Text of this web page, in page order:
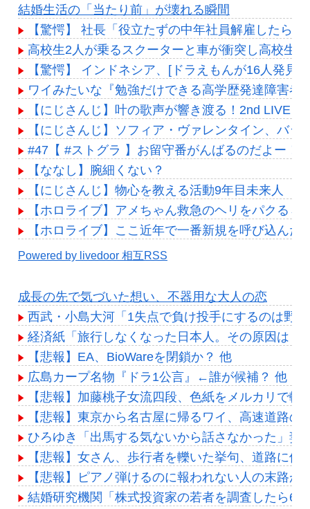
結婚生活の「当たり前」が壊れる瞬間
【驚愕】 社長「役立たずの中年社員解雇したら
高校生2人が乗るスクーターと車が衝突し高校生
【驚愕】 インドネシア、[ドラえもんが16人発見
ワイみたいな『勉強だけできる高学歴発達障害者
【にじさんじ】叶の歌声が響き渡る！2nd LIVE
【にじさんじ】ソフィア・ヴァレンタイン、バッ
#47【 #ストグラ 】お留守番がんばるのだよー！
【ななし】腕細くない？
【にじさんじ】物心を教える活動9年目未来人
【ホロライブ】アメちゃん救急のヘリをパクる→
【ホロライブ】ここ近年で一番新規を呼び込んだ
Powered by livedoor 相互RSS
成長の先で気づいた想い、不器用な大人の恋
西武・小島大河「1失点で負け投手にするのは野
経済紙「旅行しなくなった日本人。その原因は
【悲報】EA、BioWareを閉鎖か？ 他
広島カープ名物『ドラ1公言』←誰が候補？ 他
【悲報】加藤桃子女流四段、色紙をメルカリで転
【悲報】東京から名古屋に帰るワイ、高速道路
ひろゆき「出馬する気ないから話さなかった」
【悲報】女さん、歩行者を轢いた挙句、道路に
【悲報】ピアノ弾けるのに報われない人の末路が
結婚研究機関「株式投資家の若者を調査したら